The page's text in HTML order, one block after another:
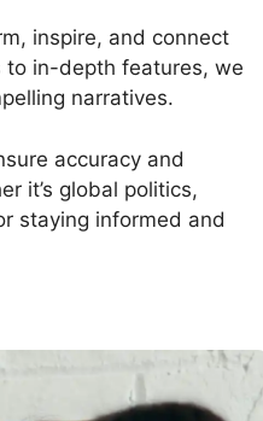
inspire, and connect
to in-depth features, we
narratives.
accuracy and
it’s global politics,
staying informed and